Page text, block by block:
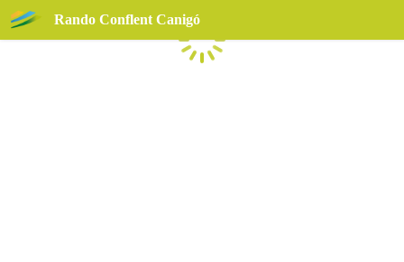
Rando Conflent Canigó
Chargement